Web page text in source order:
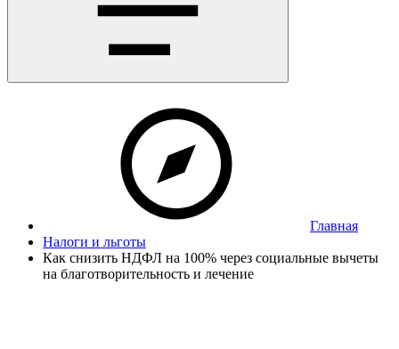
Главная
Налоги и льготы
Как снизить НДФЛ на 100% через социальные вычеты
на благотворительность и лечение